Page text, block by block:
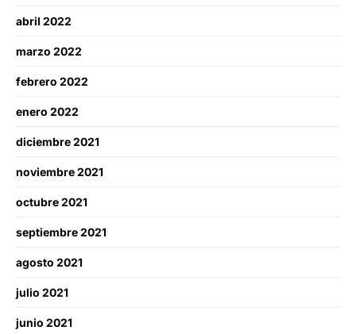
abril 2022
marzo 2022
febrero 2022
enero 2022
diciembre 2021
noviembre 2021
octubre 2021
septiembre 2021
agosto 2021
julio 2021
junio 2021